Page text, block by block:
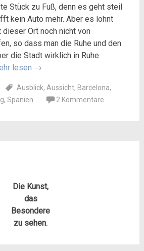
Stück zu Fuß, denn es geht steil
kein Auto mehr. Aber es lohnt
Ort noch nicht von
so dass man die Ruhe und den
die Stadt wirklich in Ruhe
lesen →
Ausblick, Aussicht, Barcelona,
, Spanien 2 Kommentare
Die Kunst,
das
Besondere
zu sehen.